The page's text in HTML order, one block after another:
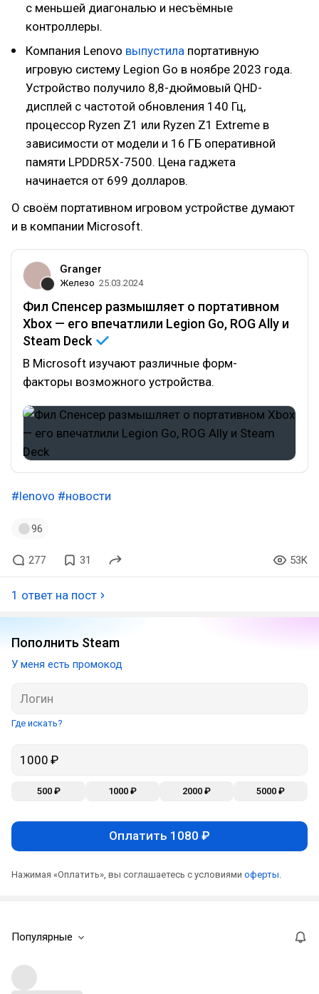
с меньшей диагональю и несъёмные
контроллеры.
Компания Lenovo выпустила портативную
игровую систему Legion Go в ноябре 2023 года.
Устройство получило 8,8-дюймовый QHD-
дисплей с частотой обновления 140 Гц,
процессор Ryzen Z1 или Ryzen Z1 Extreme в
зависимости от модели и 16 ГБ оперативной
памяти LPDDR5X-7500. Цена гаджета
начинается от 699 долларов.
О своём портативном игровом устройстве думают
и в компании Microsoft.
Granger
Железо 25.03.2024
Фил Спенсер размышляет о портативном
Xbox — его впечатлили Legion Go, ROG Ally и
Steam Deck
В Microsoft изучают различные форм-
факторы возможного устройства.
#lenovo #новости
96
277 31 53K
1 ответ на пост
Пополнить Steam
У меня есть промокод
Где искать?
500 ₽ 1000 ₽ 2000 ₽ 5000 ₽
Оплатить 1080 ₽
Нажимая «Оплатить», вы соглашаетесь с условиями оферты
Популярные